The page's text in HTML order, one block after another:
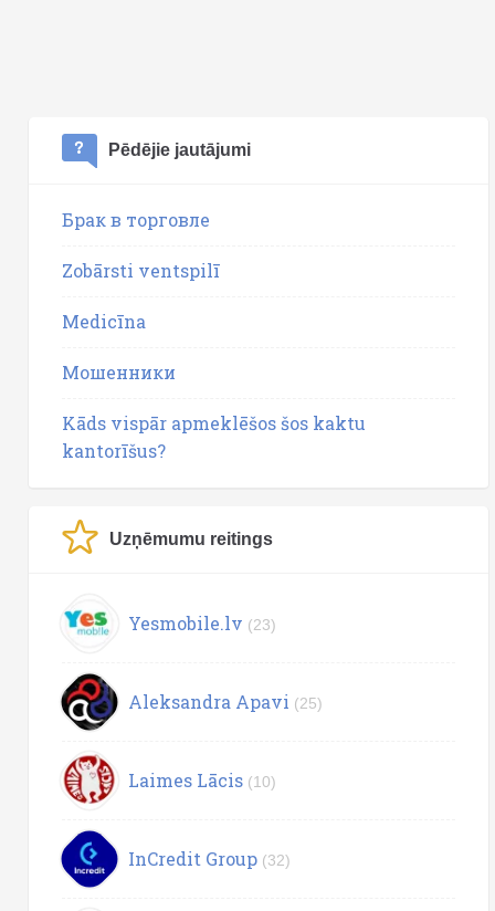
Pēdējie jautājumi
Брак в торговле
Zobārsti ventspilī
Medicīna
Мошенники
Kāds vispār apmeklēšos šos kaktu
kantorīšus?
Uzņēmumu reitings
Yesmobile.lv (23)
Aleksandra Apavi (25)
Laimes Lācis (10)
InCredit Group (32)